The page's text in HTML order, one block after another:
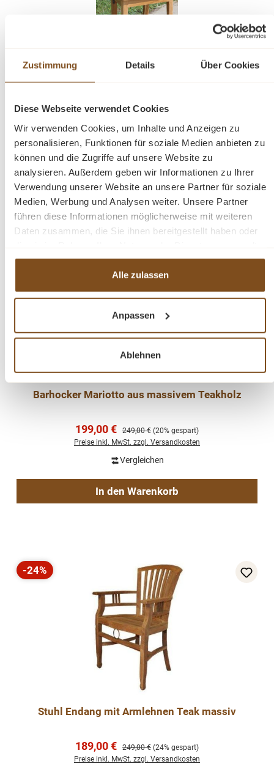
Zustimmung Details Über Cookies
Diese Webseite verwendet Cookies
Wir verwenden Cookies, um Inhalte und Anzeigen zu
personalisieren, Funktionen für soziale Medien anbieten zu
können und die Zugriffe auf unsere Website zu
analysieren. Außerdem geben wir Informationen zu Ihrer
Verwendung unserer Website an unsere Partner für soziale
Medien, Werbung und Analysen weiter. Unsere Partner
führen diese Informationen möglicherweise mit weiteren
Daten zusammen, die Sie ihnen bereitgestellt haben oder
haben.
Alle zulassen
Anpassen
Ablehnen
Verkaufspreis:
149,00 € Regulärer Preis:
199,00 € (25% gespart)
Preise inkl. MwSt. zzgl. Versandkosten
Vergleichen
In den Warenkorb
Rabatt
Barhocker Mariotto aus massivem Teakholz
Verkaufspreis:
199,00 € Regulärer Preis:
249,00 € (20% gespart)
Preise inkl. MwSt. zzgl. Versandkosten
Vergleichen
In den Warenkorb
Rabatt
-24%
Stuhl Endang mit Armlehnen Teak massiv
Verkaufspreis:
189,00 € Regulärer Preis:
249,00 € (24% gespart)
Preise inkl. MwSt. zzgl. Versandkosten